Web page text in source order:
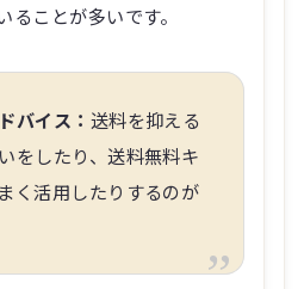
ことが多いです。
バイス： 送料を抑える
をしたり、送料無料キ
く活用したりするのが